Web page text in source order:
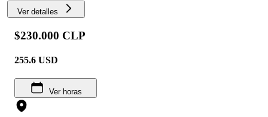
Ver detalles
$230.000 CLP
255.6 USD
Ver horas